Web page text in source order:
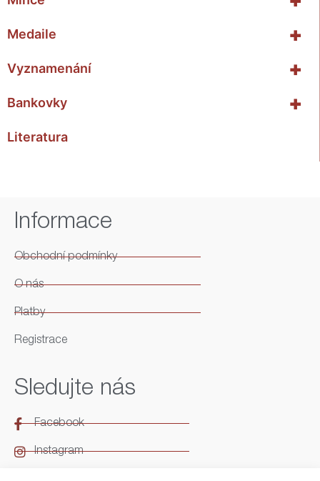
+
Medaile
+
Vyznamenání
+
Bankovky
Literatura
Informace
Obchodní podmínky
O nás
Platby
Registrace
Sledujte nás
Facebook
Instagram